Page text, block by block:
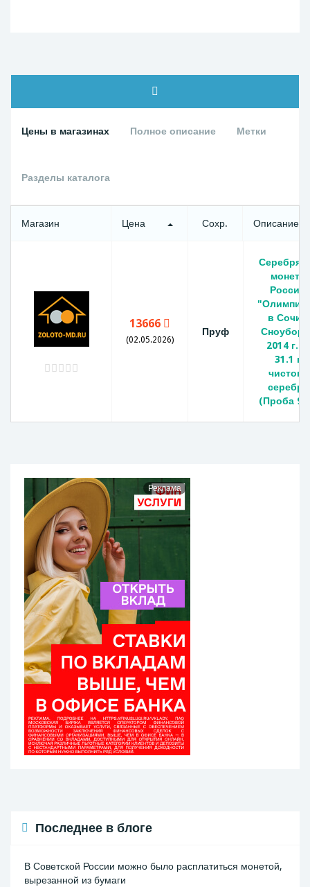
Цены в магазинах Полное описание Метки
Разделы каталога
Магазин Цена Сохр. Описание
13666
(02.05.2026)
Пруф
монета
России
в Сочи -
2014 г.в.,
31.1 г
чистого
серебра
(Проба
Реклама
Последнее в блоге
В Советской России можно было расплатиться монетой,
вырезанной из бумаги